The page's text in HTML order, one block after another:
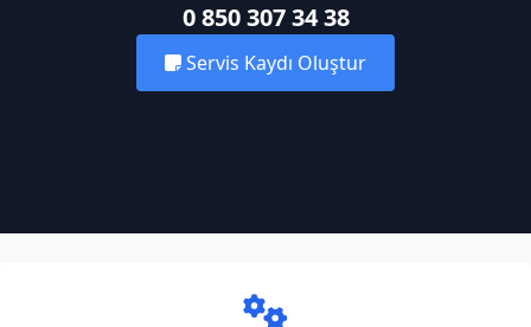
0 850 307 34 38
Servis Kaydı Oluştur